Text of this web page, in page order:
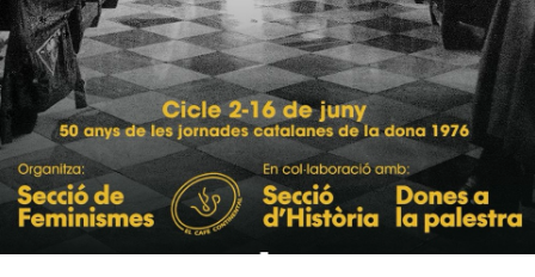
i
ó
n
p
r
i
n
o
p
r
n
c
i
i
n
a
r
e